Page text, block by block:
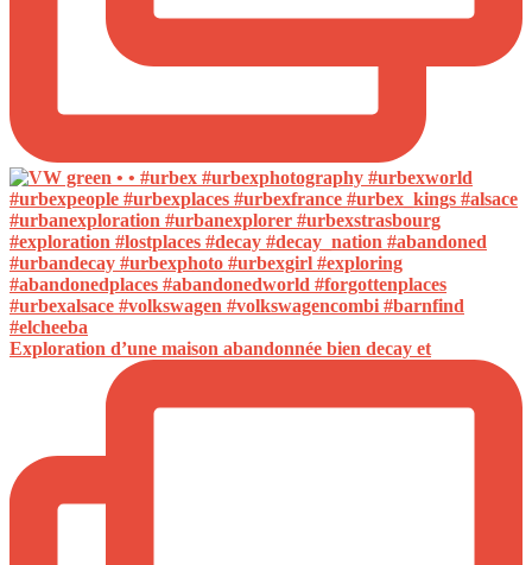
Exploration d’une maison abandonnée bien decay et